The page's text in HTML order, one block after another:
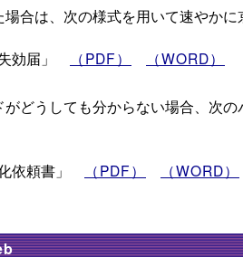
は、次の様式を用いて速やかに
効届」 （PDF） （WORD）
うしても分からない場合、次の
依頼書」 （PDF） （WORD）